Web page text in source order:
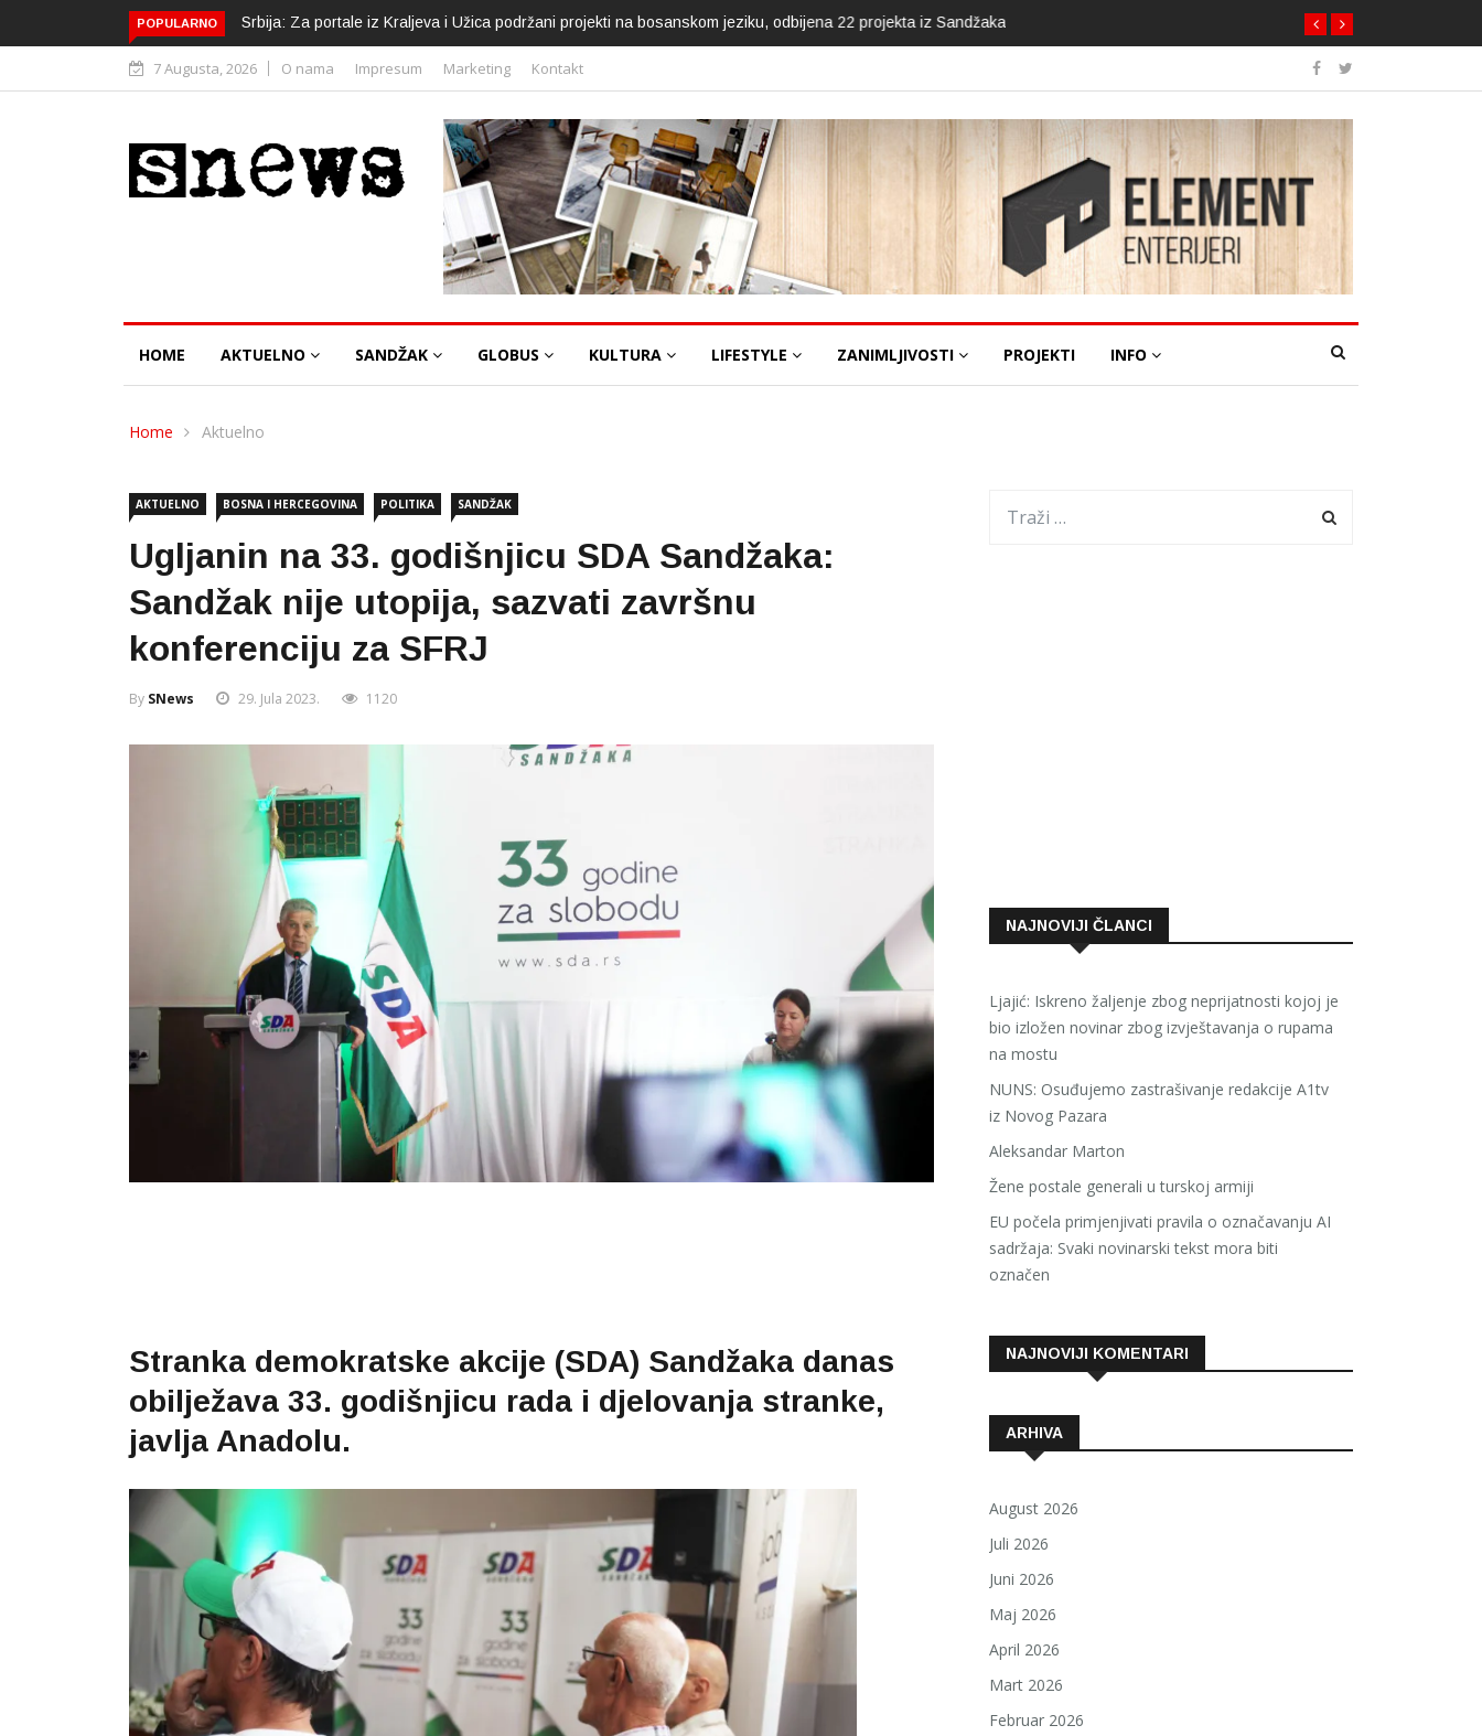
POPULARNO Srbija: Za portale iz Kraljeva i Užica podržani projekti na bosanskom jeziku, odbijena 22 projekta iz Sandžaka
7 Augusta, 2026 O nama Impresum Marketing Kontakt
HOME AKTUELNO SANDŽAK GLOBUS KULTURA LIFESTYLE ZANIMLJIVOSTI PROJEKTI INFO
Home Aktuelno
AKTUELNO BOSNA I HERCEGOVINA POLITIKA SANDŽAK
Ugljanin na 33. godišnjicu SDA Sandžaka:
Sandžak nije utopija, sazvati završnu
konferenciju za SFRJ
By SNews 29. Jula 2023. 1120
Stranka demokratske akcije (SDA) Sandžaka danas
obilježava 33. godišnjicu rada i djelovanja stranke,
javlja Anadolu.
NAJNOVIJI ČLANCI
Ljajić: Iskreno žaljenje zbog neprijatnosti kojoj je
bio izložen novinar zbog izvještavanja o rupama
na mostu
NUNS: Osuđujemo zastrašivanje redakcije A1tv
iz Novog Pazara
Aleksandar Marton
Žene postale generali u turskoj armiji
EU počela primjenjivati pravila o označavanju AI
sadržaja: Svaki novinarski tekst mora biti
označen
NAJNOVIJI KOMENTARI
ARHIVA
August 2026
Juli 2026
Juni 2026
Maj 2026
April 2026
Mart 2026
Februar 2026